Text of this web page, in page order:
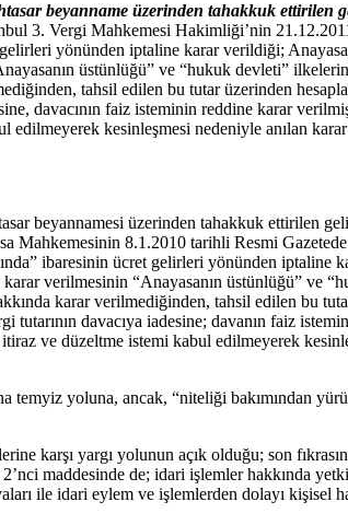
beyanname üzerinden tahakkuk ettirilen
3. Vergi Mahkemesi Hakimliği’nin
yönünden iptaline karar verildiği;
üstünlüğü” ve “hukuk devleti”
tahsil edilen bu tutar üzerinden
davacının faiz isteminin reddine karar
edilmeyerek kesinleşmesi nedeniyle anılan
beyannamesi üzerinden tahakkuk ettirilen
Mahkemesinin 8.1.2010 tarihli Resmi
ibaresinin ücret gelirleri yönünden
verilmesinin “Anayasanın üstünlüğü” ve
karar verilmediğinden, tahsil edilen bu
davacıya iadesine; davanın faiz
ve düzeltme istemi kabul edilmeyerek
temyiz yoluna, ancak, “niteliği bakımından
karşı yargı yolunun açık olduğu; son
maddesinde de; idari işlemler hakkında
ile idari eylem ve işlemlerden dolayı kişisel